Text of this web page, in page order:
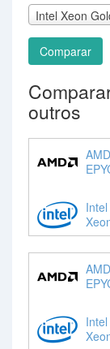
Intel Xeon
Comparar
outros
AMD
Intel
AMD
Intel